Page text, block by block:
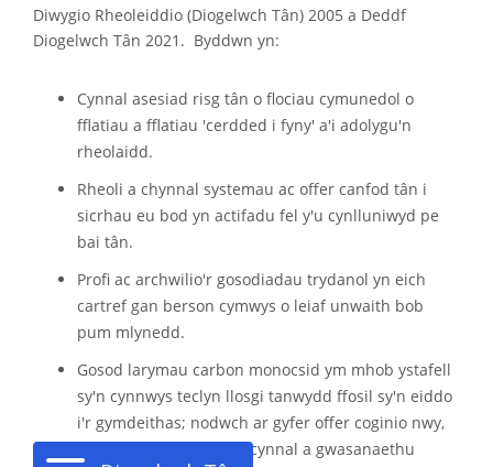
Diwygio Rheoleiddio (Diogelwch Tân) 2005 a Deddf
Diogelwch Tân 2021. Byddwn yn:
Cynnal asesiad risg tân o flociau cymunedol o
fflatiau a fflatiau 'cerdded i fyny' a'i adolygu'n
rheolaidd.
Rheoli a chynnal systemau ac offer canfod tân i
sicrhau eu bod yn actifadu fel y'u cynlluniwyd pe
bai tân.
Profi ac archwilio'r gosodiadau trydanol yn eich
cartref gan berson cymwys o leiaf unwaith bob
pum mlynedd.
Gosod larymau carbon monocsid ym mhob ystafell
sy'n cynnwys teclyn llosgi tanwydd ffosil sy'n eiddo
i'r gymdeithas; nodwch ar gyfer offer coginio nwy,
cyfrifoldeb y tenant yw cynnal a gwasanaethu